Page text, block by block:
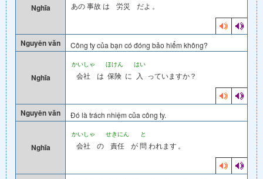
Nghĩa あの事故は 労災 だよ 。
Nguyên văn Công ty của bạn có đóng bảo hiểm không?
Nghĩa
かいしゃ
会社 は
ほけん
保険 に
はい
入 っていますか？
Nguyên văn Đó là trách nhiệm của công ty.
Nghĩa
かいしゃ
会社 の
せきにん
責任 が
と
問 われます 。